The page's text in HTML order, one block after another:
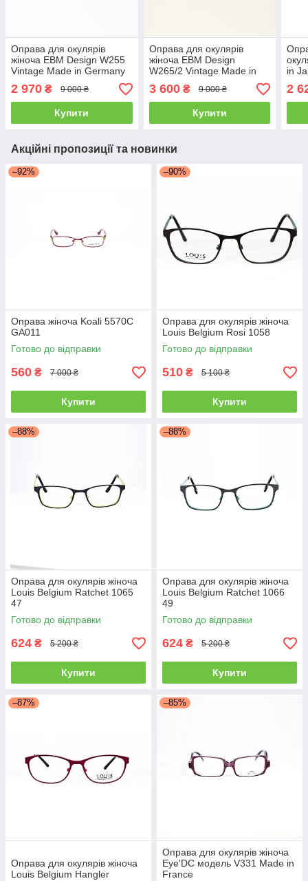
Оправа для окулярів
жіноча EBM Design W255
Vintage Made in Germany
2 970 ₴ 9 000 ₴
Купити
Оправа для окулярів
жіноча EBM Design
W265/2 Vintage Made in
Germany
3 600₴ 9 000 ₴
Купити
in
2
Акційні пропозиції та новинки
–92%
Оправа жіноча Koali 5570С
GA011
Готово до відправки
560 ₴ 7 000 ₴
Купити
–90%
Оправа для окулярів жіноча
Louis Belgium Rosi 1058
Готово до відправки
510 ₴ 5 100 ₴
Купити
–88%
Оправа для окулярів жіноча
Louis Belgium Ratchet 1065
47
Готово до відправки
624 ₴ 5 200 ₴
Купити
–88%
Оправа для окулярів жіноча
Louis Belgium Ratchet 1066
49
Готово до відправки
624 ₴ 5 200 ₴
Купити
–87%
Оправа для окулярів жіноча
Louis Belgium Hangler
–85%
Оправа для окулярів жіноча
Eye'DC модель V331 Made in
France